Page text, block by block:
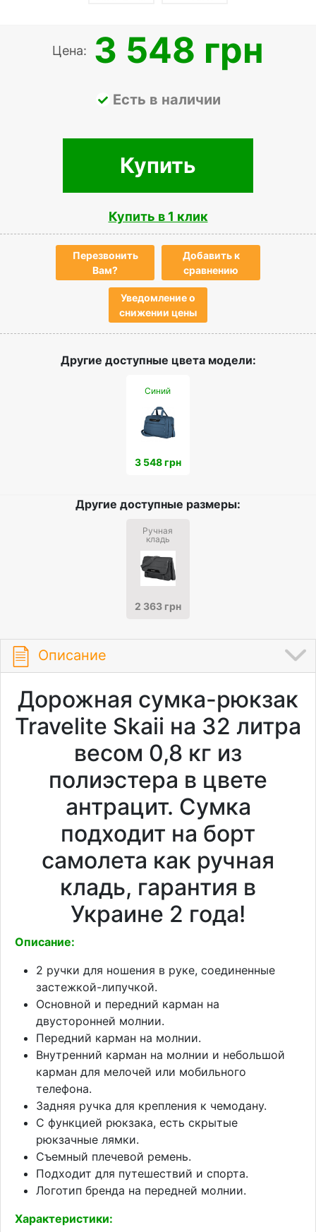
Цена: 3 548 грн
Есть в наличии
Купить
Купить в 1 клик
Перезвонить
Вам?
Добавить к
сравнению
Уведомление о
снижении цены
Другие доступные цвета модели:
Синий
3 548 грн
Другие доступные размеры:
Ручная
кладь
2 363 грн
Описание
Дорожная сумка-рюкзак
Travelite Skaii на 32 литра
весом 0,8 кг из
полиэстера в цвете
антрацит. Сумка
подходит на борт
самолета как ручная
кладь, гарантия в
Украине 2 года!
Описание:
2 ручки для ношения в руке, соединенные
застежкой-липучкой.
Основной и передний карман на
двусторонней молнии.
Передний карман на молнии.
Внутренний карман на молнии и небольшой
карман для мелочей или мобильного
телефона.
Задняя ручка для крепления к чемодану.
С функцией рюкзака, есть скрытые
рюкзачные лямки.
Съемный плечевой ремень.
Подходит для путешествий и спорта.
Логотип бренда на передней молнии.
Характеристики: